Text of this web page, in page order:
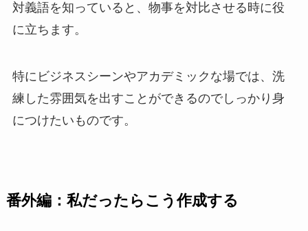
対義語を知っていると、物事を対比させる時に役
に立ちます。
特に ビジネスシーンやアカデミックな場では、洗
練した雰囲気を出すことができるのでしっかり身
につけたいものです。
番外編：私だったらこう作成する